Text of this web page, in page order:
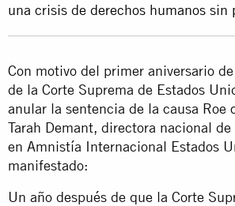
una crisis de derechos humanos sin
Con motivo del primer aniversario
de la Corte Suprema de Estados
anular la sentencia de la causa Roe
Tarah Demant, directora nacional de
en Amnistía Internacional Estados
manifestado:
Un año después de que la Corte